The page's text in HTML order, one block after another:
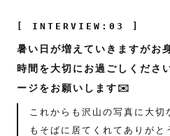
[ INTERVIEW:03 ]
暑い日が増えていきますがお
時間を大切にお過ごしくださ
ージをお願いします✉️
これからも沢山の写真に大切
もそばに居てくれてありがと